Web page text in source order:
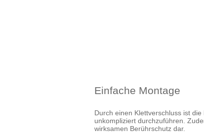
Einfache Montage
Durch einen Klettverschluss ist
unkompliziert durchzuführen.
wirksamen Berührschutz dar.